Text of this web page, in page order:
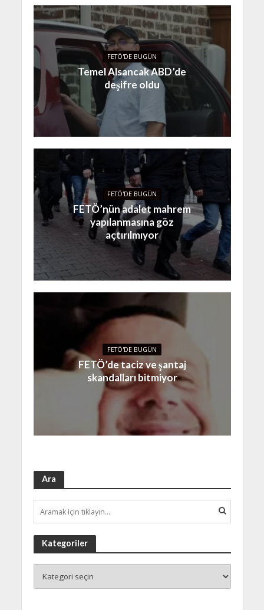
FETÖ'DE BUGÜN
Temel Alsancak ABD’de
deşifre oldu
FETÖ'DE BUGÜN
FETÖ’nün adalet mahrem
yapılanmasına göz
açtırılmıyor
FETÖ'DE BUGÜN
FETÖ’de taciz ve şantaj
skandalları bitmiyor
Ara
Kategoriler